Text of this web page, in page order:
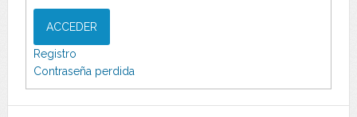
ACCEDER
Registro
Contraseña perdida